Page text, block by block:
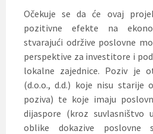
Očekuje se da će ovaj
pozitivne efekte na
stvarajući održive poslovne
perspektive za investitore i
lokalne zajednice. Poziv je
(d.o.o., d.d.) koje nisu starije
poziva) te koje imaju
dijaspore (kroz suvlasništvo
oblike dokazive poslovne